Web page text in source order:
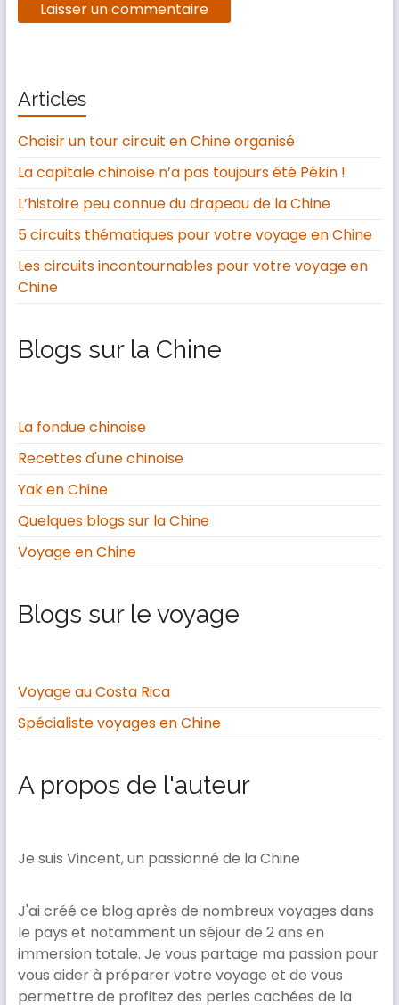
Articles
Choisir un tour circuit en Chine organisé
La capitale chinoise n’a pas toujours été Pékin !
L’histoire peu connue du drapeau de la Chine
5 circuits thématiques pour votre voyage en Chine
Les circuits incontournables pour votre voyage en
Chine
Blogs sur la Chine
La fondue chinoise
Recettes d'une chinoise
Yak en Chine
Quelques blogs sur la Chine
Voyage en Chine
Blogs sur le voyage
Voyage au Costa Rica
Spécialiste voyages en Chine
A propos de l'auteur
Je suis Vincent, un passionné de la Chine
J'ai créé ce blog après de nombreux voyages dans
le pays et notamment un séjour de 2 ans en
immersion totale. Je vous partage ma passion pour
vous aider à préparer votre voyage et de vous
permettre de profitez des perles cachées de la